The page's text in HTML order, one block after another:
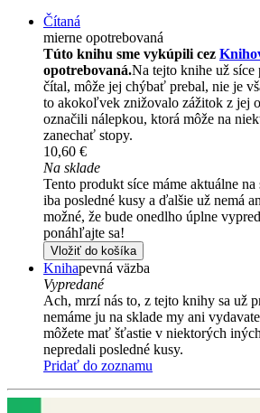
Čítaná
mierne opotrebovaná
Túto knihu sme vykúpili cez
opotrebovaná.Na tejto knihe už
čítal, môže jej chýbať prebal, nie je
to akokoľvek znižovalo zážitok z jej
označili nálepkou, ktorá môže na
zanechať stopy.
10,60 €
Na sklade
Tento produkt síce máme aktuálne
iba posledné kusy a ďalšie už nemá
možné, že bude onedlho úplne
ponáhľajte sa!
Vložiť do košíka
Knihapevná väzba
Vypredané
Ach, mrzí nás to, z tejto knihy sa už
nemáme ju na sklade my ani
môžete mať šťastie v niektorých
nepredali posledné kusy.
Pridať do zoznamu